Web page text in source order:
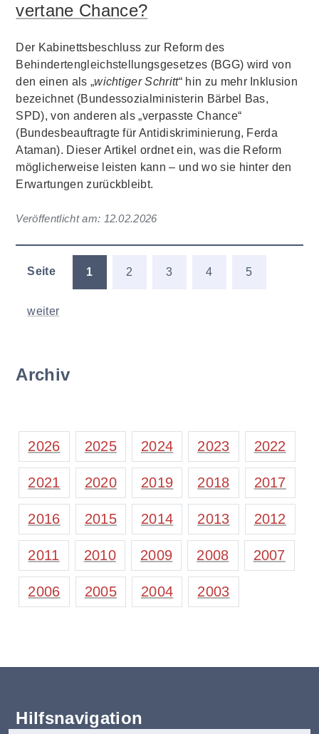
vertane Chance?
Der Kabinettsbeschluss zur Reform des
Behindertengleichstellungsgesetzes (BGG) wird von
den einen als „wichtiger Schritt“ hin zu mehr Inklusion
bezeichnet (Bundessozialministerin Bärbel Bas,
SPD), von anderen als „verpasste Chance“
(Bundesbeauftragte für Antidiskriminierung, Ferda
Ataman). Dieser Artikel ordnet ein, was die Reform
möglicherweise leisten kann – und wo sie hinter den
Erwartungen zurückbleibt.
Veröffentlicht am: 12.02.2026
Seite 1 2 3 4 5
weiter
Archiv
2026 2025 2024 2023 2022
2021 2020 2019 2018 2017
2016 2015 2014 2013 2012
2011 2010 2009 2008 2007
2006 2005 2004 2003
Hilfsnavigation